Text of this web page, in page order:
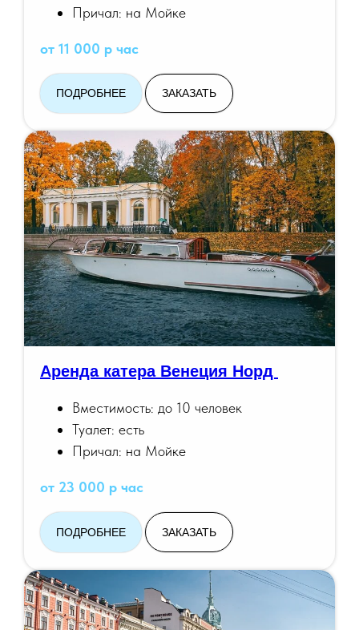
Причал: на Мойке
от 11 000 р час
ПОДРОБНЕЕ ЗАКАЗАТЬ
Аренда катера Венеция Норд
Вместимость: до 10 человек
Туалет: есть
Причал: на Мойке
от 23 000 р час
ПОДРОБНЕЕ ЗАКАЗАТЬ